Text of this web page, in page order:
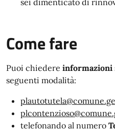
sei dimenticato di
Come fare
Puoi chiedere informazioni
seguenti modalità:
telefonando al numero